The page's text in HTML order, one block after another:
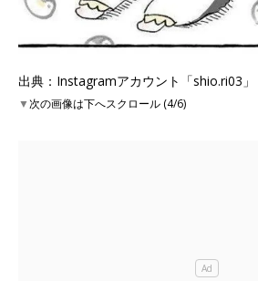
出典：Instagramアカウント「shio.ri03」
▼次の画像は下へスクロール (4/6)